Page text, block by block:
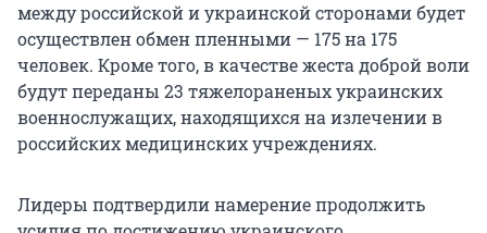
между российской и украинской сторонами будет
осуществлен обмен пленными — 175 на 175
человек. Кроме того, в качестве жеста доброй воли
будут переданы 23 тяжелораненых украинских
военнослужащих, находящихся на излечении в
российских медицинских учреждениях.
Лидеры подтвердили намерение продолжить